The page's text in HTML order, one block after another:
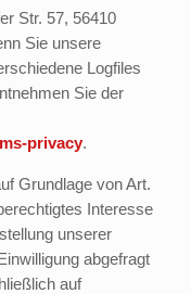
Str. 57, 56410
Sie unsere
Logfiles
Sie der
privacy.
Grundlage von Art.
Interesse
unserer
abgefragt
auf